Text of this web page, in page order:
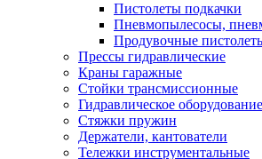
Пистолеты подкачки
Пневмопылесосы,
Продувочные
Прессы гидравлические
Краны гаражные
Стойки трансмиссионные
Гидравлическое оборудование
Стяжки пружин
Держатели, кантователи
Тележки инструментальные